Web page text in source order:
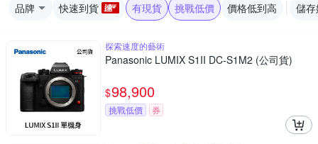
品牌 快速到貨 有現貨 挑戰低價 價格低到高 儲
探索速度的藝術
Panasonic LUMIX S1II DC-S1M2 (公司貨)
$98,900
挑戰低價 券